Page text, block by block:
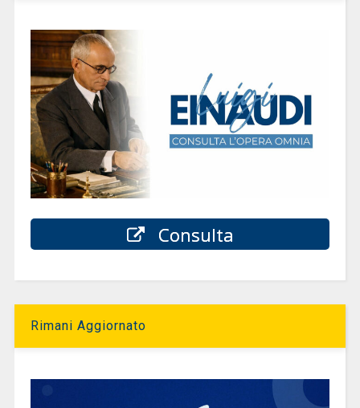
Consulta
Rimani Aggiornato